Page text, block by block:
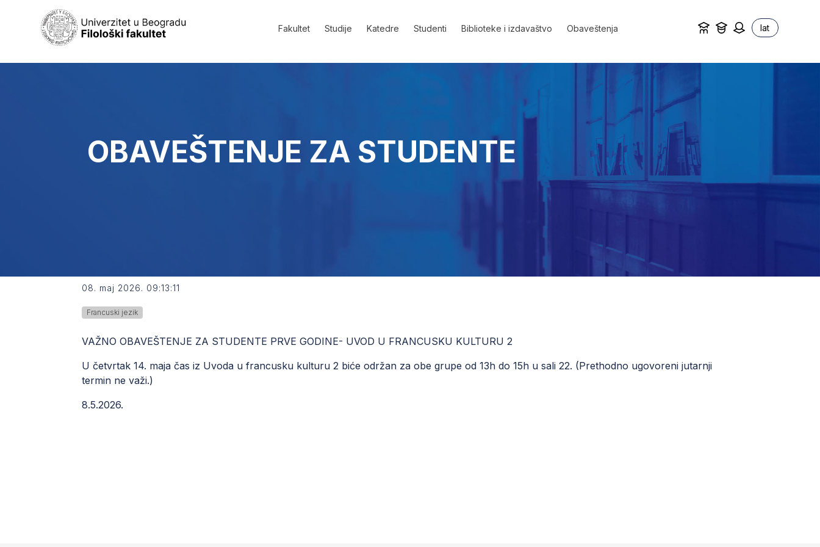
Fakultet Studije Katedre Studenti Biblioteke i izdavaštvo Obaveštenja lat
OBAVEŠTENJE ZA STUDENTE
08. maj 2026. 09:13:11
Francuski jezik
VAŽNO OBAVEŠTENJE ZA STUDENTE PRVE GODINE- UVOD U FRANCUSKU KULTURU 2
U četvrtak 14. maja čas iz Uvoda u francusku kulturu 2 biće održan za obe grupe od 13h do 15h u sali 22. (Prethodno ugovoreni jutarnji
termin ne važi.)
8.5.2026.